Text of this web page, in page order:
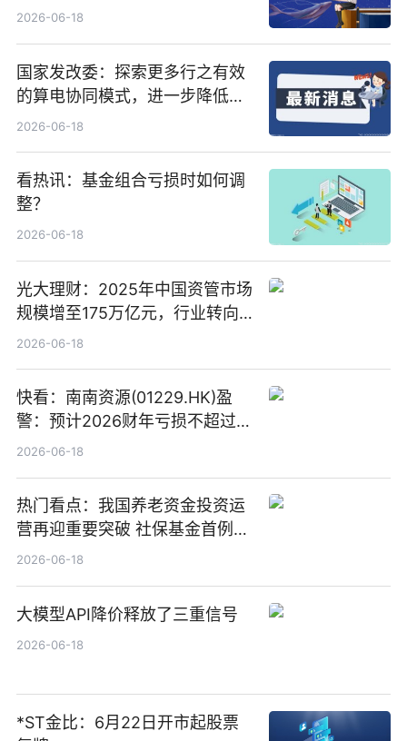
置、纯水冷却单元和特种换热器
2026-06-18
国家发改委：探索更多行之有效
的算电协同模式，进一步降低网
络传输时延_最资讯
2026-06-18
看热讯：基金组合亏损时如何调
整？
2026-06-18
光大理财：2025年中国资管市场
规模增至175万亿元，行业转向
“量质并重”
2026-06-18
快看：南南资源(01229.HK)盈
警：预计2026财年亏损不超过
1000万港元
2026-06-18
热门看点：我国养老资金投资运
营再迎重要突破 社保基金首例期
货账户完成开立
2026-06-18
大模型API降价释放了三重信号
2026-06-18
*ST金比：6月22日开市起股票